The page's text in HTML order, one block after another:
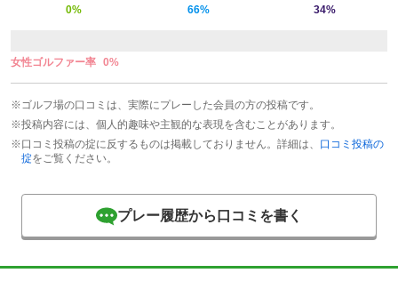
0%
66% 34%
女性ゴルファー率 0%
※ゴルフ場の口コミは、実際にプレーした会員の方の投稿です。
※投稿内容には、個人的趣味や主観的な表現を含むことがあります。
※口コミ投稿の掟に反するものは掲載しておりません。詳細は、 口コミ投稿の
掟をご覧ください。
プレー履歴から口コミを書く